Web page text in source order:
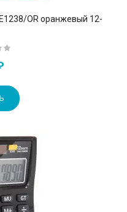
OR оранжевый 12-